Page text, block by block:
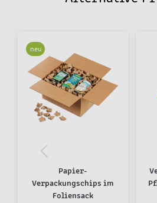
neu
Papier-
Verpackungschips im
Foliensack